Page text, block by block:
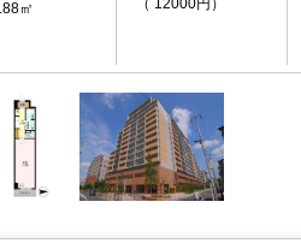
㎡ （ 12000円）